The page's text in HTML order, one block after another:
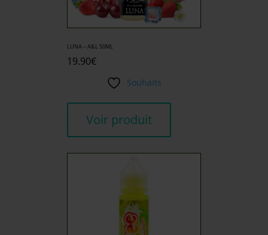
LUNA – A&L 50ML
19.90€
Souhaits
Voir produit